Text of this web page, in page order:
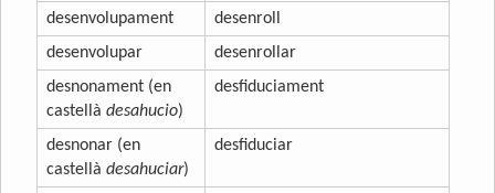
desenvolupament
desenroll
desenvolupar
desenrollar
desnonament (en
castellà desahucio)
desfiduciament
desnonar (en
castellà desahuciar)
desfiduciar